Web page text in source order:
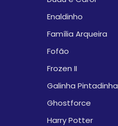
Enaldinho
Família Arqueira
Fofão
Frozen II
Galinha Pintadinha
Ghostforce
Harry Potter